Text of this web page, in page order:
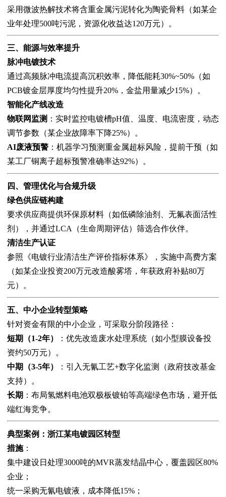
采用微波热解技术将含重金属污泥转化为陶瓷骨料（如某企
业年处理500吨污泥，资源化收益达120万元）。
三、能源与效率提升
脉冲电镀技术
通过高频脉冲电流提高沉积效率，降低能耗30%~50%（如
PCB镀金层厚度均匀性提升20%，金盐用量减少15%）。
智能化产线改造
物联网监测 ：实时监控电镀槽pH值、温度、电流密度，动态
调节参数（某企业故障率下降25%）。
AI废液预警 ：机器学习预测重金属超标风险，提前干预（如
某工厂铜离子超标预警准确率达92%）。
四、管理优化与合规升级
绿色供应链构建
要求供应商提供环保原材料（如低磷除油剂、无氟表面活性
剂），并通过LCA（生命周期评估）筛选合作伙伴。
清洁生产认证
参照《电镀行业清洁生产评价指标体系》，实施中高费方案
（如某企业投资200万元改造酸雾塔，年获政府补贴80万
元）。
五、中小企业转型策略
针对资金有限的中小企业，可采取分阶段路径：
短期（1-2年）
：优先改造废水处理系统（如小型膜设备投
资约50万元）。
中期（3-5年）
：引入无氰工艺+数字化监测（政府技改基金
支持）。
长期 ：布局氢燃料电池双极板镀铂等高端绿色市场，避开低
端红海竞争。
典型案例：浙江某电镀园区转型
措施：
集中建设日处理3000吨的MVR蒸发结晶中心，覆盖园区80%
企业；
统一采购无氰电镀液，成本降低15%；